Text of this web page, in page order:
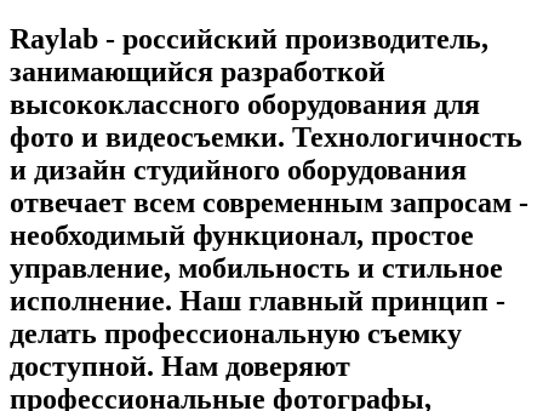
Raylab - российский производитель,
занимающийся разработкой
высококлассного оборудования для
фото и видеосъемки. Технологичность
и дизайн студийного оборудования
отвечает всем современным запросам -
необходимый функционал, простое
управление, мобильность и стильное
исполнение. Наш главный принцип -
делать профессиональную съемку
доступной. Нам доверяют
профессиональные фотографы,